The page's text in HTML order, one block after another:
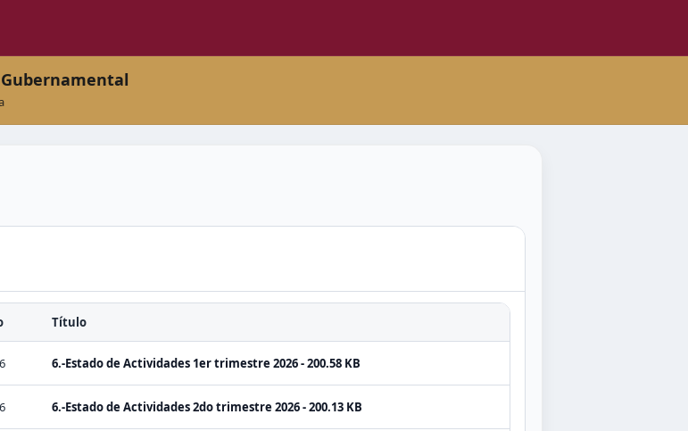
Título
6.-Estado de Actividades 1er trimestre 2026 - 200.58 KB
6.-Estado de Actividades 2do trimestre 2026 - 200.13 KB